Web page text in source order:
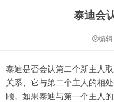
泰迪会
编辑
泰迪是否会认第二个新主人
关系、它与第二个主人的相
顾。如果泰迪与第一个主人